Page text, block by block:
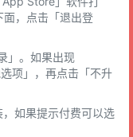
，点击「退出登
」。如果出现
项」，再点击「不升
如果提示付费可以选